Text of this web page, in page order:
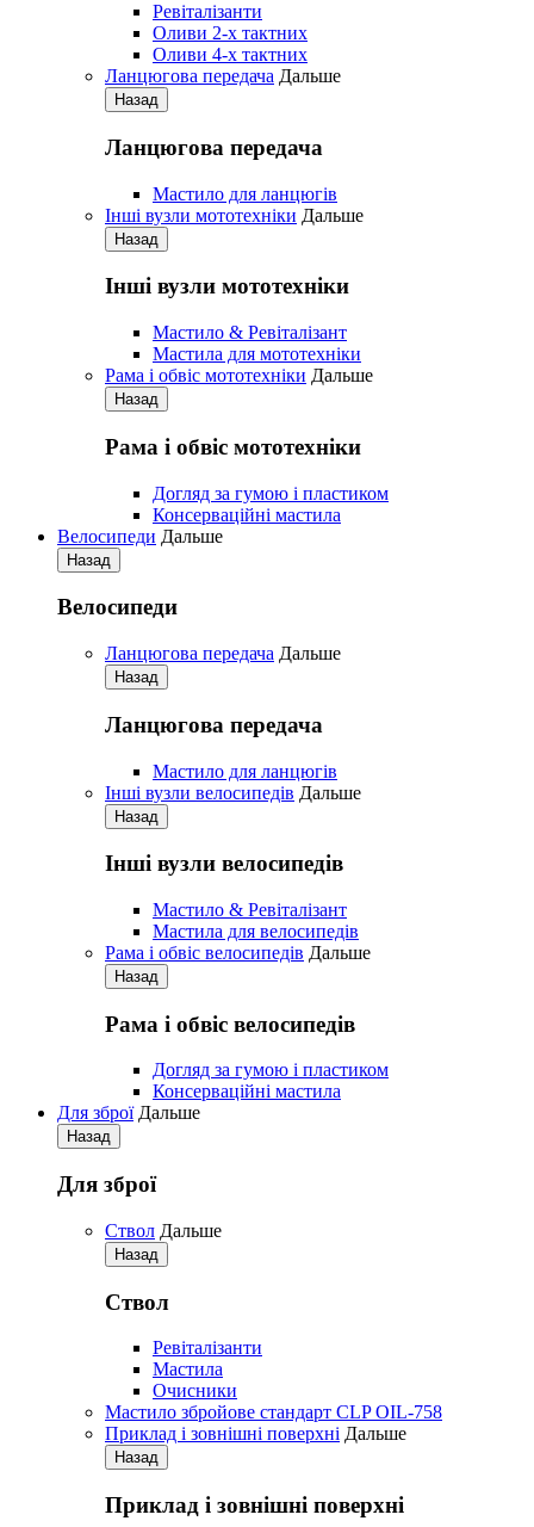
Pевіталізанти
Оливи 2-х тактних
Оливи 4-х тактних
Ланцюгова передача Дальше
Назад
Ланцюгова передача
Мастило для ланцюгів
Iнші вузли мототехніки Дальше
Назад
Iнші вузли мототехніки
Мастило & Ревіталізант
Мастила для мототехніки
Рама і обвіс мототехніки Дальше
Назад
Рама і обвіс мототехніки
Догляд за гумою і пластиком
Консерваційні мастила
Велосипеди Дальше
Назад
Велосипеди
Ланцюгова передача Дальше
Назад
Ланцюгова передача
Мастило для ланцюгів
Iнші вузли велосипедів Дальше
Назад
Iнші вузли велосипедів
Мастило & Ревіталізант
Мастила для велосипедів
Рама і обвіс велосипедів Дальше
Назад
Рама і обвіс велосипедів
Догляд за гумою і пластиком
Консерваційні мастила
Для зброї Дальше
Назад
Для зброї
Ствол Дальше
Назад
Ствол
Ревіталізанти
Мастила
Очисники
Мастило збройове стандарт CLP OIL-758
Приклад і зовнішні поверхні Дальше
Назад
Приклад і зовнішні поверхні